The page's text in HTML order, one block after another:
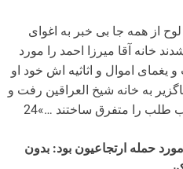
از همه جا بی خبر به اغوای
خانه آقا میرزا احمد را مورد
اموال و اثاثیه اش خود او
به خانه شیخ العراقین رفت و
را متفرق ساختند …»24
حمله ارتجاعیون بود: بدون